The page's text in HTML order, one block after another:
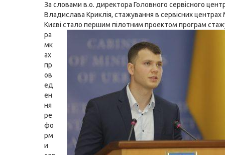
За словами в.о. директора Головного сервісного
Владислава Криклія, стажування в сервісних центрах
Києві стало першим пілотним проектом програм
ра
мк
ах
пр
ов
ед
ен
ня
ре
фо
рм
и